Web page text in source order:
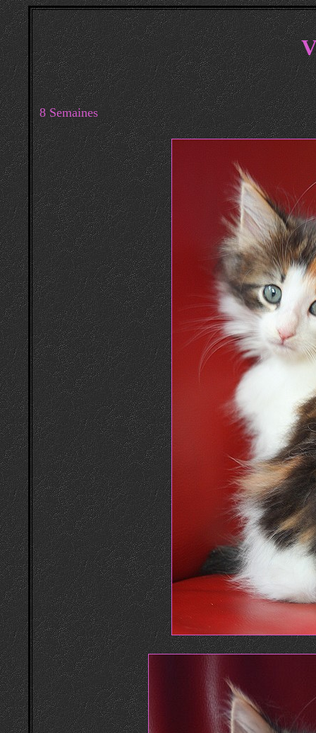
8 Semaines